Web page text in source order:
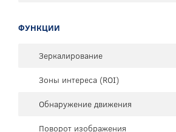
ФУНКЦИИ
Зеркалирование
Зоны интереса (ROI)
Обнаружение движения
Поворот изображения